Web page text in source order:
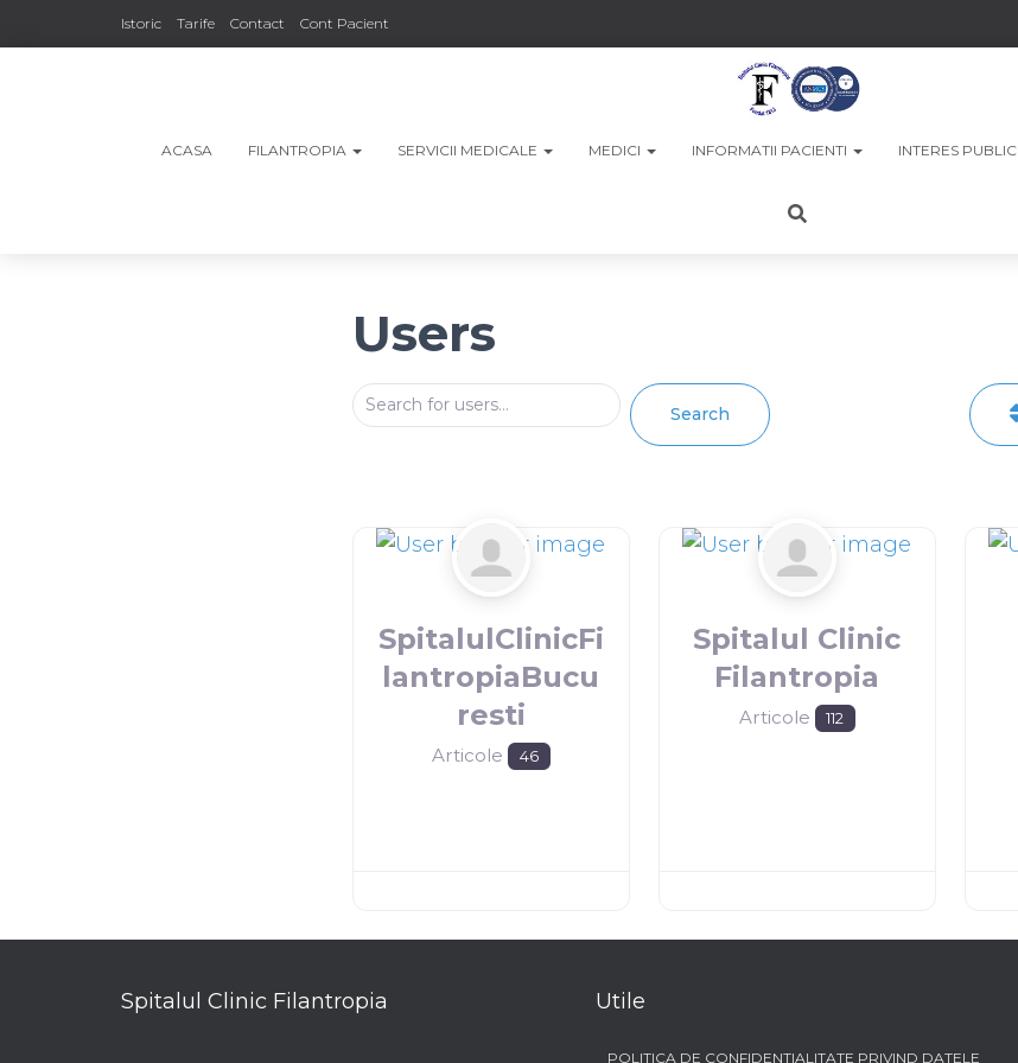
Istoric Tarife Contact Cont Pacient
ACASA FILANTROPIA SERVICII MEDICALE MEDICI INFORMATII PACIENTI INTERES PUBLIC
Users
Search for users...
Search for users...
Search
SpitalulClinicFi
lantropiaBucu
resti
Articole 46
Spitalul Clinic
Filantropia
Articole 112
Spitalul Clinic Filantropia Utile
POLITICA DE CONFIDENTIALITATE PRIVIND DATELE